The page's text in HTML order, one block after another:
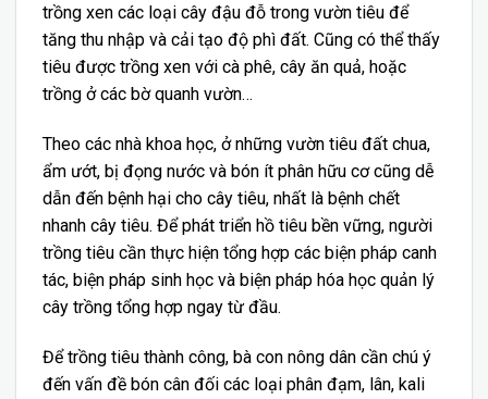
trồng xen các loại cây đậu đỗ trong vườn tiêu để
tăng thu nhập và cải tạo độ phì đất. Cũng có thể thấy
tiêu được trồng xen với cà phê, cây ăn quả, hoặc
trồng ở các bờ quanh vườn…
Theo các nhà khoa học, ở những vườn tiêu đất chua,
ẩm ướt, bị đọng nước và bón ít phân hữu cơ cũng dễ
dẫn đến bệnh hại cho cây tiêu, nhất là bệnh chết
nhanh cây tiêu. Để phát triển hồ tiêu bền vững, người
trồng tiêu cần thực hiện tổng hợp các biện pháp canh
tác, biện pháp sinh học và biện pháp hóa học quản lý
cây trồng tổng hợp ngay từ đầu.
Để trồng tiêu thành công, bà con nông dân cần chú ý
đến vấn đề bón cân đối các loại phân đạm, lân, kali